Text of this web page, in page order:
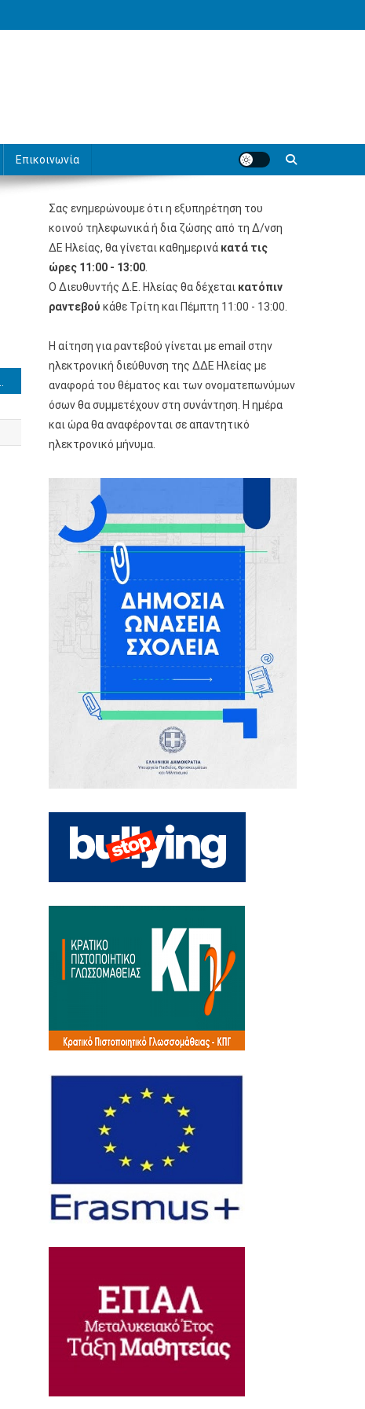
Επικοινωνία
Σας ενημερώνουμε ότι η εξυπηρέτηση του
κοινού τηλεφωνικά ή δια ζώσης από τη Δ/νση
ΔΕ Ηλείας, θα γίνεται καθημερινά κατά τις
ώρες 11:00 - 13:00
Ο Διευθυντής Δ.Ε. Ηλείας θα δέχεται κατόπιν
ραντεβού κάθε Τρίτη και Πέμπτη 11:00 - 13:00.
Η αίτηση για ραντεβού γίνεται με email στην
ηλεκτρονική διεύθυνση της ΔΔΕ Ηλείας με
αναφορά του θέματος και των ονοματεπωνύμων
όσων θα συμμετέχουν στη συνάντηση. Η ημέρα
και ώρα θα αναφέρονται σε απαντητικό
ηλεκτρονικό μήνυμα.